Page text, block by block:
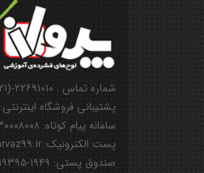
شماره تماس : ۲۲۶۹۱۰۱۰-(۰۲۱)
پشتیبانی فروشگاه اینترنتی: ۰۹۱۲۸۵۰۱۱۲۵
سامانه پیام کوتاه: ۳۰۰۰۸۰۰۸
پست الکترونیک: info@parvaz99.ir
صندوق پستی: ۱۹۴۹-۱۹۳۹۵